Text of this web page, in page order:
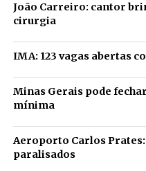
João Carreiro: cantor
cirurgia
IMA: 123 vagas abertas
Minas Gerais pode
mínima
Aeroporto Carlos
paralisados